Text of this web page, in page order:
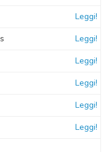
Leggi!
Leggi!
Leggi!
Leggi!
Leggi!
Leggi!